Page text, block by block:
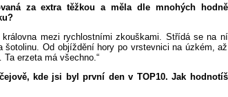
za extra těžkou a měla dle mnohých hodně
mezi rychlostními zkouškami. Střídá se na ní
Od objíždění hory po vrstevnici na úzkém, až
erzeta má všechno.“
kde jsi byl první den v TOP10. Jak hodnotíš